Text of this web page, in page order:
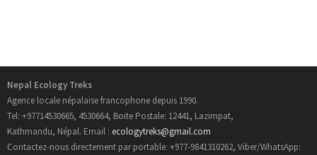
- Trekking au Manaslu
- Trekking au Mustang
Nepal Ecology Treks
Agence locale népalaise francophone depuis 1990.
Tel: +97714530665, 4530664, Boite Postale: 12441, Lazimpat,
Kathmandu, Népal. Email : ecologytreks@gmail.com
Contactez-nous directement par portable: +977-9841310262, Viber/WhatsApp: